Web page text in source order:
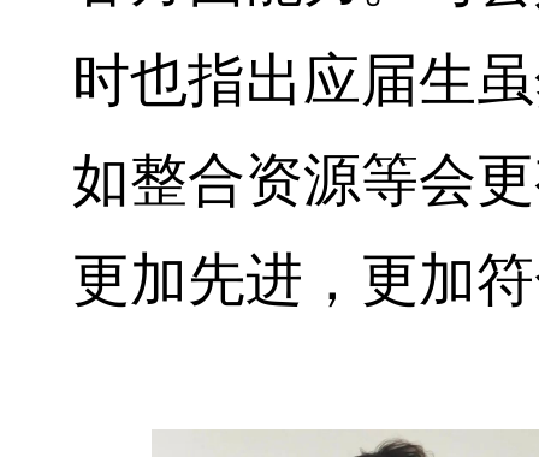
时也指出应届生
如整合资源等会
更加先进，更加